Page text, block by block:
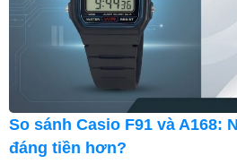
So sánh Casio F91 và A168:
đáng tiền hơn?